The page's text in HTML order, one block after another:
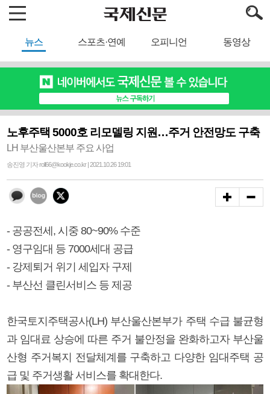
뉴스 스포츠·연예 오피니언 동영상
노후주택 5000호 리모델링 지원…주거 안전망도 구축
LH 부산울산본부 주요 사업
송진영 기자 roll66@kookje.co.kr | 2021.10.26 19:01
- 공공전세, 시중 80~90% 수준
- 영구임대 등 7000세대 공급
- 강제퇴거 위기 세입자 구제
- 부산선 클린서비스 등 제공
한국토지주택공사(LH) 부산울산본부가 주택 수급 불균형
과 임대료 상승에 따른 주거 불안정을 완화하고자 부산울
산형 주거복지 전달체계를 구축하고 다양한 임대주택 공
급 및 주거생활 서비스를 확대한다.